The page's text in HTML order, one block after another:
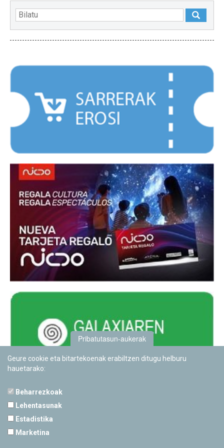
Pribatutasun-aukerak
Geure cookie eta bitartekoenak erabiltzen ditugu helburu
hauetarako:
Beharrezkoak
Lehentasunak
Estadistika
Marketina